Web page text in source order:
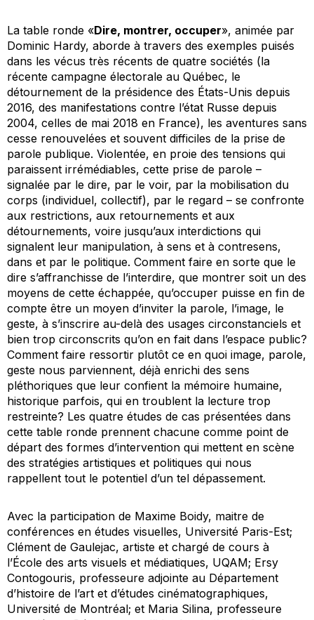
La table ronde «Dire, montrer, occuper», animée par
Dominic Hardy, aborde à travers des exemples puisés
dans les vécus très récents de quatre sociétés (la
récente campagne électorale au Québec, le
détournement de la présidence des États-Unis depuis
2016, des manifestations contre l’état Russe depuis
2004, celles de mai 2018 en France), les aventures sans
cesse renouvelées et souvent difficiles de la prise de
parole publique. Violentée, en proie des tensions qui
paraissent irrémédiables, cette prise de parole –
signalée par le dire, par le voir, par la mobilisation du
corps (individuel, collectif), par le regard – se confronte
aux restrictions, aux retournements et aux
détournements, voire jusqu’aux interdictions qui
signalent leur manipulation, à sens et à contresens,
dans et par le politique. Comment faire en sorte que le
dire s’affranchisse de l’interdire, que montrer soit un des
moyens de cette échappée, qu’occuper puisse en fin de
compte être un moyen d’inviter la parole, l’image, le
geste, à s’inscrire au-delà des usages circonstanciels et
bien trop circonscrits qu’on en fait dans l’espace public?
Comment faire ressortir plutôt ce en quoi image, parole,
geste nous parviennent, déjà enrichi des sens
pléthoriques que leur confient la mémoire humaine,
historique parfois, qui en troublent la lecture trop
restreinte? Les quatre études de cas présentées dans
cette table ronde prennent chacune comme point de
départ des formes d’intervention qui mettent en scène
des stratégies artistiques et politiques qui nous
rappellent tout le potentiel d’un tel dépassement.
Avec la participation de Maxime Boidy, maitre de
conférences en études visuelles, Université Paris-Est;
Clément de Gaulejac, artiste et chargé de cours à
l’École des arts visuels et médiatiques, UQAM; Ersy
Contogouris, professeure adjointe au Département
d’histoire de l’art et d’études cinématographiques,
Université de Montréal; et Maria Silina, professeure